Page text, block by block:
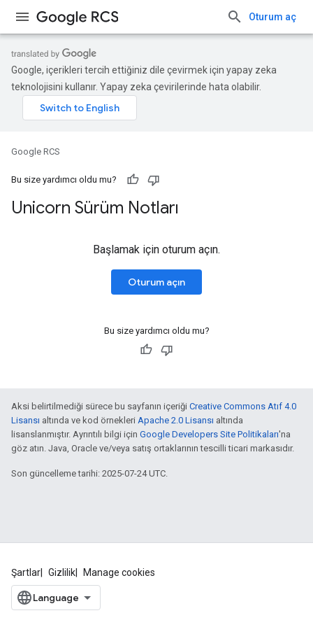
Oturum aç
Google, içerikleri tercih ettiğiniz dile çevirmek için yapay zeka
teknolojisini kullanır. Yapay zeka çevirilerinde hata olabilir.
Google RCS
Bu size yardımcı oldu mu?
Unicorn Sürüm Notları
Başlamak için oturum açın.
Oturum açın
Bu size yardımcı oldu mu?
Aksi belirtilmediği sürece bu sayfanın içeriği Creative Commons Atıf 4.0
Lisansı altında ve kod örnekleri Apache 2.0 Lisansı altında
lisanslanmıştır. Ayrıntılı bilgi için Google Developers Site Politikaları'na
göz atın. Java, Oracle ve/veya satış ortaklarının tescilli ticari markasıdır.
Son güncelleme tarihi: 2025-07-24 UTC.
Şartlar Gizlilik Manage cookies